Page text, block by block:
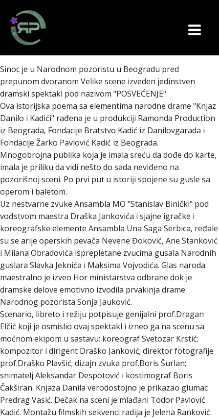
Sinoc je u Narodnom pozoristu u Beogradu pred
prepunom dvoranom Velike scene izveden jedinstven
dramski spektakl pod nazivom "POSVEĆENJE".
Ova istorijska poema sa elementima narodne drame "Knjaz
Danilo i Kadići" rađena je u produkciji Ramonda Production
iz Beograda, Fondacije Bratstvo Kadić iz Danilovgarada i
Fondacije Žarko Pavlović Kadić iz Beograda.
Mnogobrojna publika koja je imala sreću da dođe do karte,
imala je priliku da vidi nešto do sada neviđeno na
pozorišnoj sceni. Po prvi put u istoriji spojene su gusle sa
operom i baletom.
Uz nestvarne zvuke Ansambla MO "Stanislav Binički" pod
vođstvom maestra Draška Jankovića i sjajne igračke i
koreografske elemente Ansambla Una Saga Serbica, ređale
su se arije operskih pevača Nevene Đoković, Ane Stanković
i Milana Obradovića isprepletane zvucima gusala Narodnih
guslara Slavka Jeknića i Maksima Vojvodića. Glas naroda
maestralno je izveo Hor ministarstva odbrane dok je
dramske delove emotivno izvodila prvakinja drame
Narodnog pozorista Sonja Jauković.
Scenario, libreto i režiju potpisuje genijalni prof.Dragan
Elčić koji je osmislio ovaj spektakl i izneo ga na scenu sa
moćnom ekipom u sastavu: koreograf Svetozar Krstić;
kompozitor i dirigent Draško Janković; direktor fotografije
prof.Draško Plavšić; dizajn zvuka prof.Boris Šurlan;
snimatelj Aleksandar Despotović i kostimograf Boris
Čakširan. Knjaza Danila verodostojno je prikazao glumac
Predrag Vasić. Dečak na sceni je mlađani Todor Pavlović
Kadić. Montažu filmskih sekvenci radija je Jelena Ranković.